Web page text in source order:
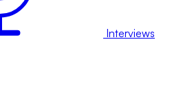
Interviews